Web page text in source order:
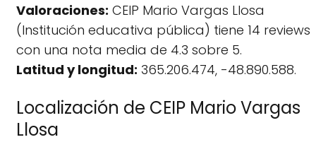
Valoraciones: CEIP Mario Vargas Llosa
(Institución educativa pública) tiene 14 reviews
con una nota media de 4.3 sobre 5.
Latitud y longitud: 365.206.474, -48.890.588.
Localización de CEIP Mario Vargas
Llosa